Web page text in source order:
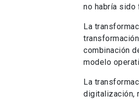
no habría
La
combinación
modelo
La
digitalización,